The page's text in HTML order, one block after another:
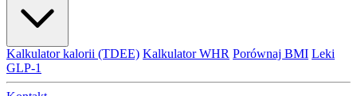
Kalkulator kalorii (TDEE) Kalkulator WHR Porównaj BMI Leki
GLP-1